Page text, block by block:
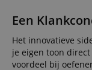
Een
Het innovatieve
je eigen toon
voordeel bij